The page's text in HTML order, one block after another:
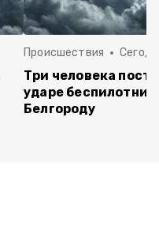
Происшествия
Три человека
ударе
Белгороду